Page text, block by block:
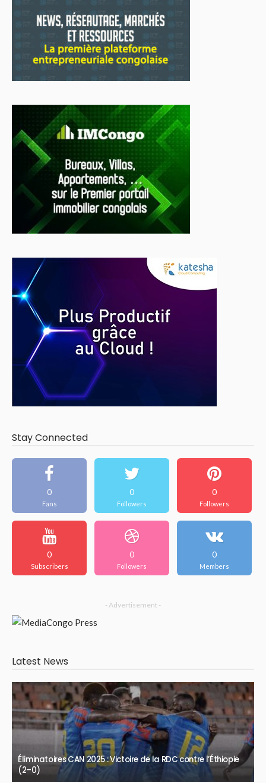
Stay Connected
0
Fans
0
Followers
0
Followers
0
Subscribers
0
Followers
0
Members
- Advertisement -
Latest News
Éliminatoires CAN 2025 : Victoire de la RDC contre l’Éthiopie
(2–0)